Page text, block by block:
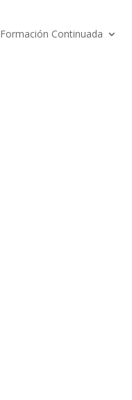
Formación Continuada